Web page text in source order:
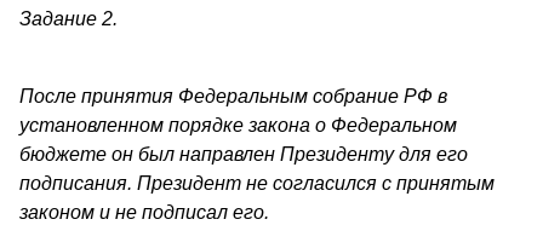
Задание 2.
После принятия Федеральным собрание РФ в
установленном порядке закона о Федеральном
бюджете он был направлен Президенту для его
подписания. Президент не согласился с принятым
законом и не подписал его.